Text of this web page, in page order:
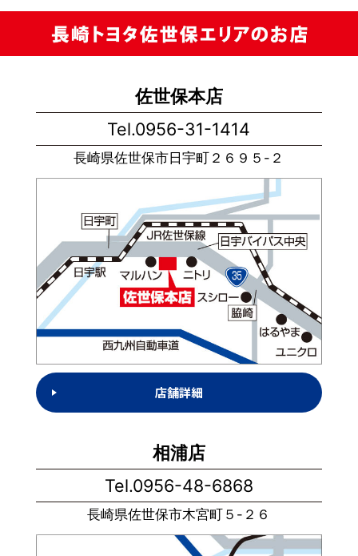
佐世保本店
Tel.0956-31-1414
長崎県佐世保市日宇町２６９５-２
店舗詳細
相浦店
Tel.0956-48-6868
長崎県佐世保市木宮町５-２６